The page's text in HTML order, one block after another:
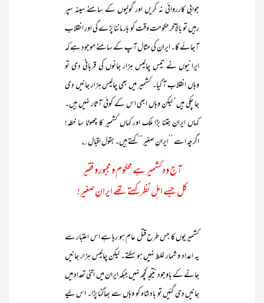
جوابی کارروائی نہ کریں اور گولیوں کے سامنے سینہ سپر
رہیں تو بالآخر حکومت ِوقت کو ہار ماننا پڑے گی اور انقلاب
آ جائے گا۔ ایران کی مثال آپ کے سامنے موجود ہے کہ
ایرانیوں نے تیس چالیس ہزار جانوں کی قربانی دی تو
وہاں انقلاب آ گیا۔ کشمیر میں بھی چالیس ہزار جانیں دی
جا چکی ہیں‘ لیکن وہاں ابھی اس کے کوئی آثار نہیں ہیں۔
کہاں ایران جتنا بڑا ملک اور کہاں کشمیر کا چھوٹا سا خطہ!
اگرچہ اسے ’’ایرانِ صغیر‘‘ کہتے ہیں۔ بقولِ اقبال ؎
آج وہ کشمیر ہے محکوم و مجبور و فقیر
کل جسے اہل نظر کہتے تھے ایرانِ صغیر!
کشمیریوں کا جس طرح قتل عام ہو رہا ہے اس اعتبار سے
یہ اعداد و شمار غلط نہیں ہو سکتے۔ لیکن چالیس ہزار جانیں
جانے کے باوجود نتیجہ کچھ نہیں جبکہ ایران میں اتنی تعداد میں
جانیں دی گئیں تو بادشاہ کو وہاں سے بھاگنا پڑا۔ اس لیے